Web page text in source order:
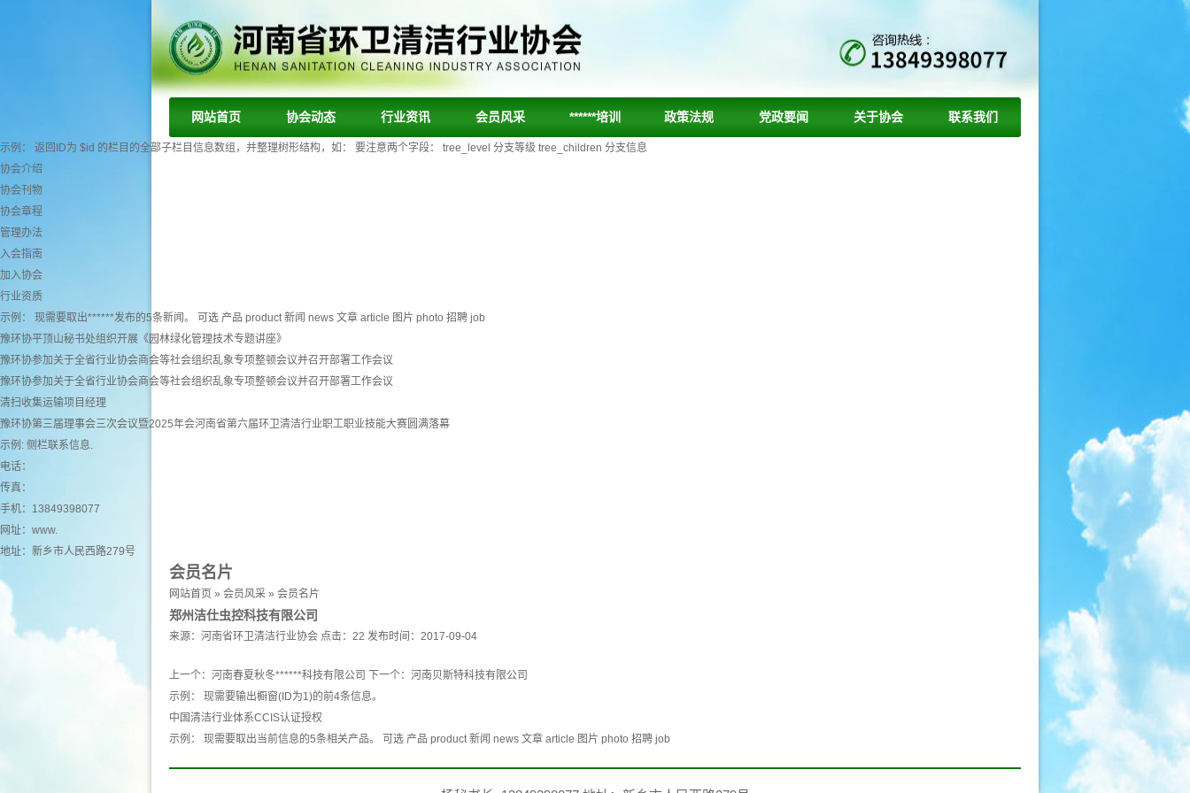
网站首页 协会动态 行业资讯 会员风采 ******培训 政策法规 党政要闻 关于协会 联系我们
示例： 返回ID为 $id 的栏目的全部子栏目信息数组，并整理树形结构，如： 要注意两个字段： tree_level 分支等级 tree_children 分支信息
协会介绍
协会刊物
协会章程
管理办法
入会指南
加入协会
行业资质
示例： 现需要取出******发布的5条新闻。 可选 产品 product 新闻 news 文章 article 图片 photo 招聘 job
豫环协平顶山秘书处组织开展《园林绿化管理技术专题讲座》
豫环协参加关于全省行业协会商会等社会组织乱象专项整顿会议并召开部署工作会议
豫环协参加关于全省行业协会商会等社会组织乱象专项整顿会议并召开部署工作会议
清扫收集运输项目经理
豫环协第三届理事会三次会议暨2025年会河南省第六届环卫清洁行业职工职业技能大赛圆满落幕
示例: 侧栏联系信息.
电话：
传真：
手机：13849398077
网址： www.
地址：新乡市人民西路279号
会员名片
网站首页 » 会员风采 » 会员名片
郑州洁仕虫控科技有限公司
来源： 河南省环卫清洁行业协会 点击：22 发布时间：2017-09-04
上一个： 河南春夏秋冬******科技有限公司 下一个： 河南贝斯特科技有限公司
示例： 现需要输出橱窗(ID为1)的前4条信息。
中国清洁行业体系CCIS认证授权
示例： 现需要取出当前信息的5条相关产品。 可选 产品 product 新闻 news 文章 article 图片 photo 招聘 job